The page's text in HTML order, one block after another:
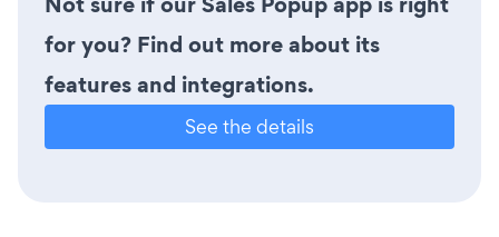
for you? Find out more about its
features and integrations.
See the details